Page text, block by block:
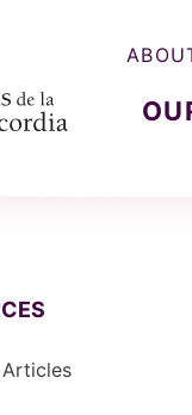
Articles